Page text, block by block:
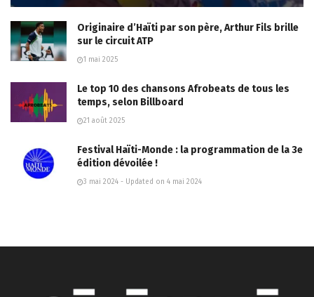
Originaire d’Haïti par son père, Arthur Fils brille
sur le circuit ATP
1 mai 2025
Le top 10 des chansons Afrobeats de tous les
temps, selon Billboard
21 août 2025
Festival Haïti-Monde : la programmation de la 3e
édition dévoilée !
3 mai 2024 - Updated on 4 mai 2024